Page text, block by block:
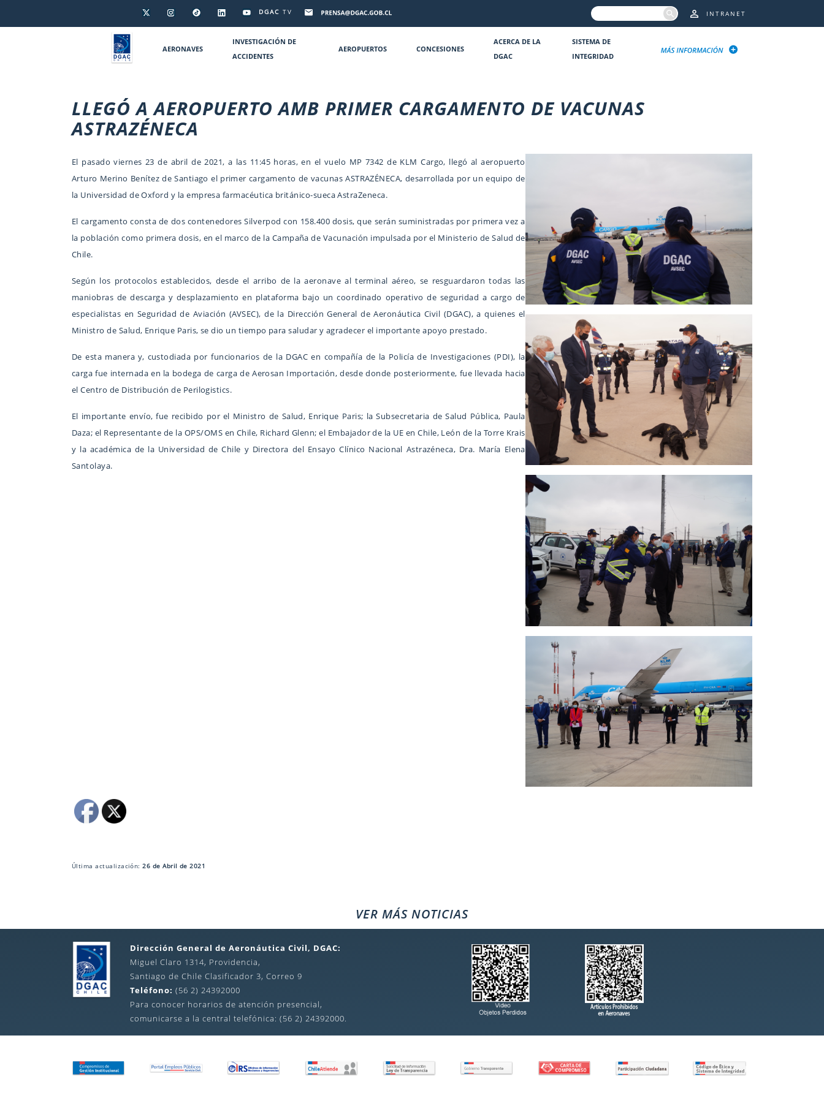
DGAC TV INTRANET
AERONAVES
INVESTIGACIÓN DE
ACCIDENTES
AEROPUERTOS CONCESIONES
ACERCA DE LA
DGAC
SISTEMA DE
INTEGRIDAD
LLEGÓ A AEROPUERTO AMB PRIMER CARGAMENTO DE VACUNAS
ASTRAZÉNECA
El pasado viernes 23 de abril de 2021, a las 11:45 horas, en el vuelo MP 7342 de KLM Cargo, llegó al aeropuerto
Arturo Merino Benítez de Santiago el primer cargamento de vacunas ASTRAZÉNECA, desarrollada por un equipo de
la Universidad de Oxford y la empresa farmacéutica británico-sueca AstraZeneca.
El cargamento consta de dos contenedores Silverpod con 158.400 dosis, que serán suministradas por primera vez a
la población como primera dosis, en el marco de la Campaña de Vacunación impulsada por el Ministerio de Salud de
Chile.
Según los protocolos establecidos, desde el arribo de la aeronave al terminal aéreo, se resguardaron todas las
maniobras de descarga y desplazamiento en plataforma bajo un coordinado operativo de seguridad a cargo de
especialistas en Seguridad de Aviación (AVSEC), de la Dirección General de Aeronáutica Civil (DGAC), a quienes el
Ministro de Salud, Enrique Paris, se dio un tiempo para saludar y agradecer el importante apoyo prestado.
De esta manera y, custodiada por funcionarios de la DGAC en compañía de la Policía de Investigaciones (PDI), la
carga fue internada en la bodega de carga de Aerosan Importación, desde donde posteriormente, fue llevada hacia
el Centro de Distribución de Perilogistics.
El importante envío, fue recibido por el Ministro de Salud, Enrique Paris; la Subsecretaria de Salud Pública, Paula
Daza; el Representante de la OPS/OMS en Chile, Richard Glenn; el Embajador de la UE en Chile, León de la Torre Krais
y la académica de la Universidad de Chile y Directora del Ensayo Clínico Nacional Astrazéneca, Dra. María Elena
Santolaya.
Última actualización:26 de Abril de 2021
VER MÁS NOTICIAS
Dirección General de Aeronáutica Civil, DGAC:
Miguel Claro 1314, Providencia,
Santiago de Chile Clasificador 3, Correo 9
Teléfono: (56 2) 24392000
Para conocer horarios de atención presencial,
comunicarse a la central telefónica: (56 2) 24392000.